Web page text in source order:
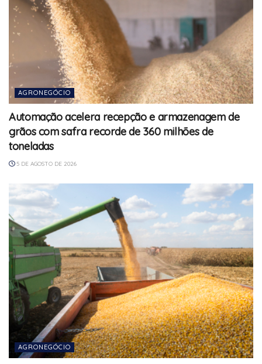
AGRONEGÓCIO
Automação acelera recepção e armazenagem de
grãos com safra recorde de 360 milhões de
toneladas
5 DE AGOSTO DE 2026
AGRONEGÓCIO